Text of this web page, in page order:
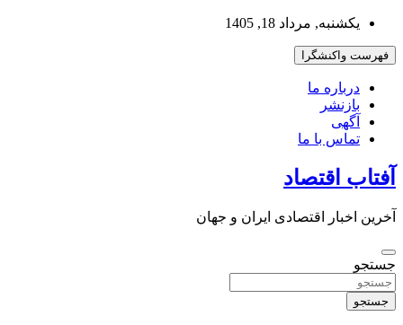
بروید
یکشنبه, مرداد 18, 1405
فهرست واکنشگرا
درباره ما
بازنشر
آگهی
تماس با ما
آفتاب اقتصاد
آخرین اخبار اقتصادی ایران و جهان
جستجو
جستجو